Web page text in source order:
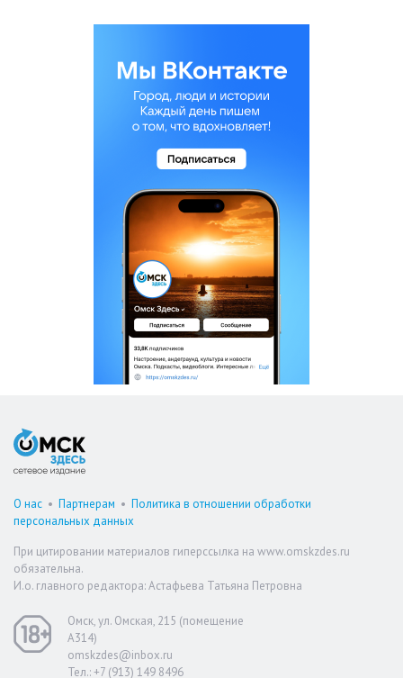
О нас • Партнерам • Политика в отношении обработки
персональных данных
При цитировании материалов гиперссылка на www.omskzdes.ru
обязательна.
И.о. главного редактора: Астафьева Татьяна Петровна
Омск, ул. Омская, 215 (помещение
А314)
omskzdes@inbox.ru
Тел.: +7 (913) 149 8496